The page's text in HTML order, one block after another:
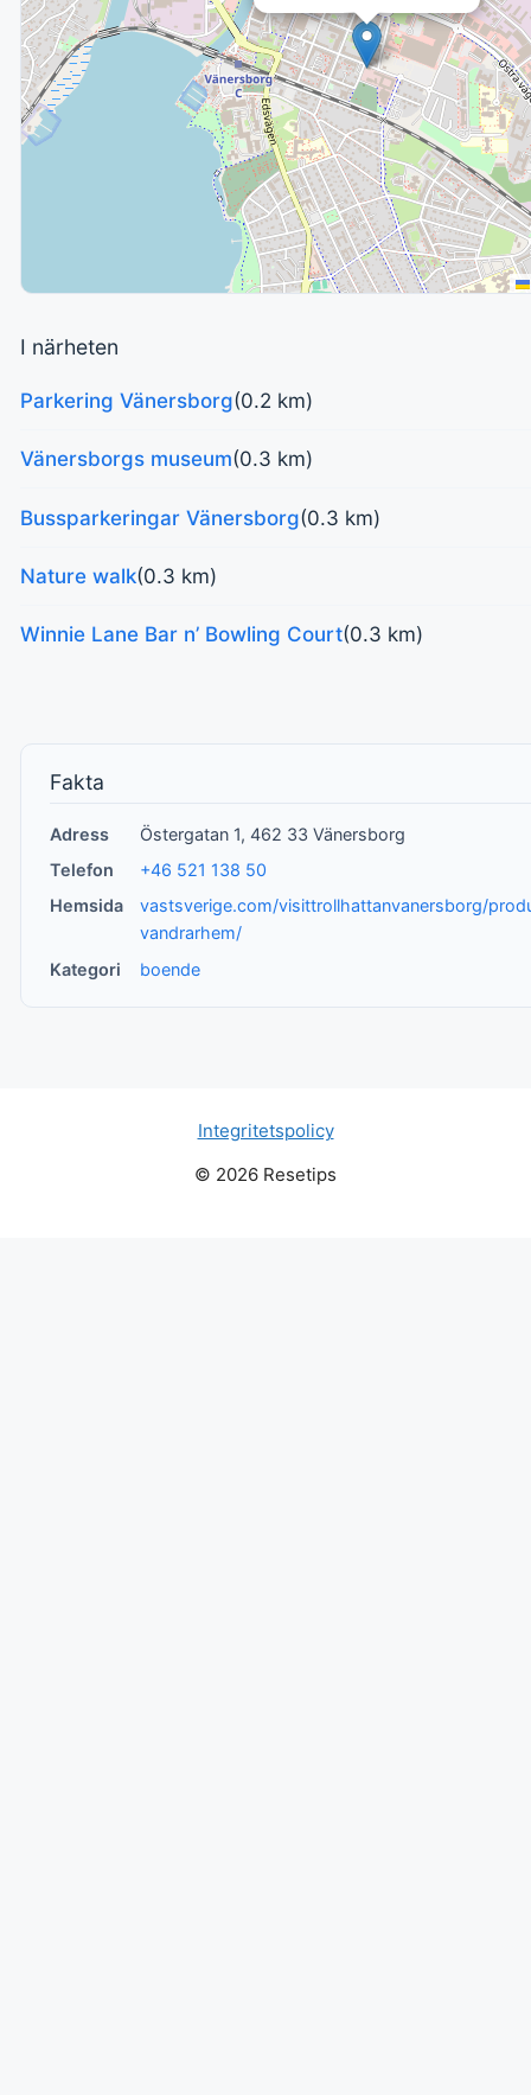
I närheten
Parkering Vänersborg(0.2 km)
Vänersborgs museum(0.3 km)
Bussparkeringar Vänersborg(0.3 km)
Nature walk(0.3 km)
Winnie Lane Bar n’ Bowling Court(0.3 km)
Fakta
Adress
Östergatan 1, 462 33 Vänersborg
Telefon
+46 521 138 50
Hemsida
vastsverige.com/visittrollhattanvanersborg/
vandrarhem/
Kategori
boende
Integritetspolicy
© 2026 Resetips